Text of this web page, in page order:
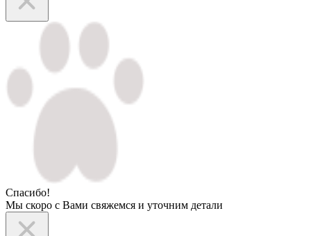
Спасибо!
Мы скоро с Вами свяжемся и уточним детали